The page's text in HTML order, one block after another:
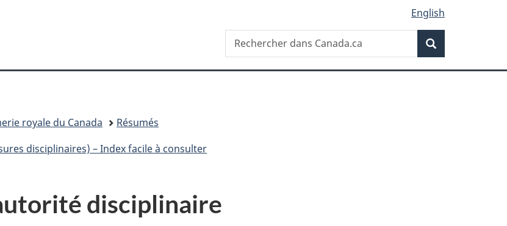
Invitations
sujet
HTML
English
Recherche
Rechercher
dans
royale du Canada
Résumés
disciplinaires) – Index facile à consulter
disciplinaire